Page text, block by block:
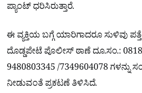
ಪ್ಯಾಂಟ್ ಧರಿಸಿರುತ್ತಾರೆ.
ಈ ವ್ಯಕ್ತಿಯ ಬಗ್ಗೆ ಯಾರಿಗಾದರೂ ಸುಳಿವು
ದೊಡ್ಡಪೇಟೆ ಪೊಲೀಸ್ ಠಾಣೆ ದೂ.ಸಂ.:
9480803345 /7349604078 ಗಳನ್ನು
ನೀಡುವಂತೆ ಪ್ರಕಟಣೆ ತಿಳಿಸಿದೆ.